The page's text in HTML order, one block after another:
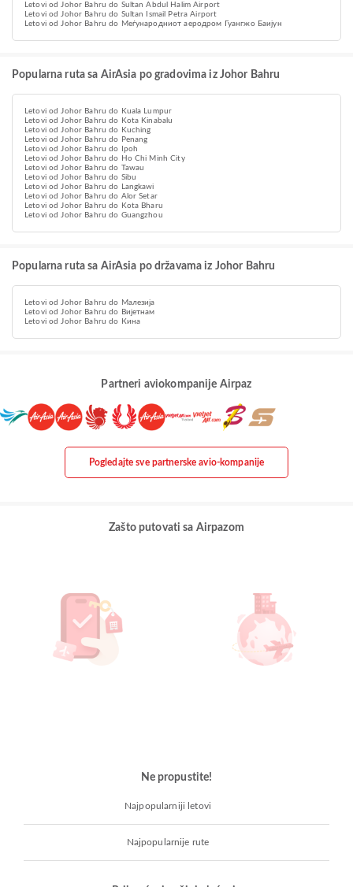
Letovi od Johor Bahru do Sultan Abdul Halim Airport
Letovi od Johor Bahru do Sultan Ismail Petra Airport
Letovi od Johor Bahru do Меѓународниот аеродром Гуангжо Баијун
Popularna ruta sa AirAsia po gradovima iz Johor Bahru
Letovi od Johor Bahru do Kuala Lumpur
Letovi od Johor Bahru do Kota Kinabalu
Letovi od Johor Bahru do Kuching
Letovi od Johor Bahru do Penang
Letovi od Johor Bahru do Ipoh
Letovi od Johor Bahru do Ho Chi Minh City
Letovi od Johor Bahru do Tawau
Letovi od Johor Bahru do Sibu
Letovi od Johor Bahru do Langkawi
Letovi od Johor Bahru do Alor Setar
Letovi od Johor Bahru do Kota Bharu
Letovi od Johor Bahru do Guangzhou
Popularna ruta sa AirAsia po državama iz Johor Bahru
Letovi od Johor Bahru do Малезија
Letovi od Johor Bahru do Вијетнам
Letovi od Johor Bahru do Кина
Partneri aviokompanije Airpaz
Pogledajte sve partnerske avio-kompanije
Zašto putovati sa Airpazom
Ne propustite!
Najpopularniji letovi
Najpopularnije rute